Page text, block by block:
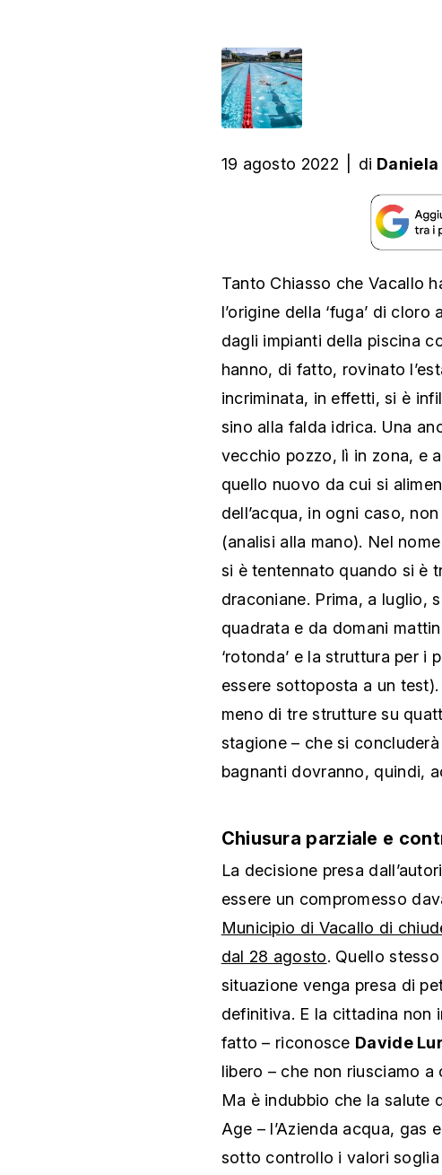
19 agosto 2022 di
Tanto Chiasso che Vacallo
l’origine della ‘fuga’ di
dagli impianti della piscina
hanno, di fatto, rovinato
incriminata, in effetti, si è
sino alla falda idrica. Una
vecchio pozzo, lì in zona, e
quello nuovo da cui si
dell’acqua, in ogni caso,
(analisi alla mano). Nel
si è tentennato quando si è
draconiane. Prima, a luglio,
quadrata e da domani
‘rotonda’ e la struttura per i
essere sottoposta a un
meno di tre strutture su
stagione – che si
bagnanti dovranno, quindi,
Chiusura parziale e
La decisione presa
essere un compromesso
Municipio di Vacallo di
dal 28 agosto. Quello
situazione venga presa di
definitiva. E la cittadina non
fatto – riconosce Davide
libero – che non riusciamo
Ma è indubbio che la salute
Age – l’Azienda acqua, gas
sotto controllo i valori soglia